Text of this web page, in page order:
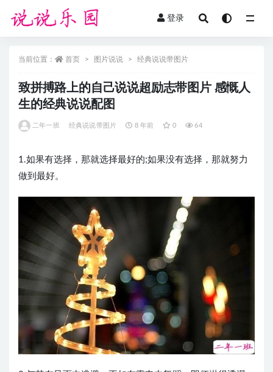
登录
当前位置： 首页 图片说说 经典说说带图片
致拼搏路上的自己说说超励志带图片 感慨人
生的经典说说配图
二年一班 经典说说带图片 8 年前 0 64
1.如果有选择，那就选择最好的;如果没有选择，那就努力
做到最好。